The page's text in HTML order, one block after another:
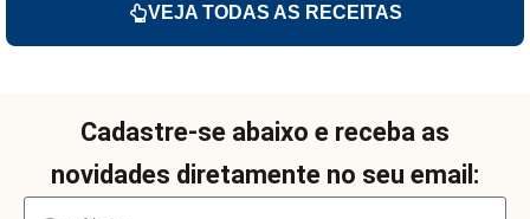
VEJA TODAS AS RECEITAS
Cadastre-se abaixo e receba as
novidades diretamente no seu email: